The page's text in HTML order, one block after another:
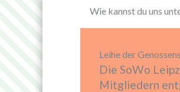
Wie kannst du uns
Leihe der
Die SoWo
Mitgliedern